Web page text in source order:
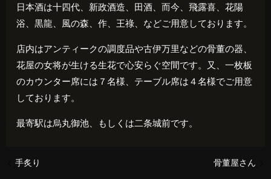
日本酒は十四代、新政酒造、田酒、而今、飛露喜、花陽
浴、黒龍、風の森、作、王祿、などご用意しております。
店内はアンティークの調度品や古伊万里などの骨董の器、
花屋の女将が生ける生花で心安らぐ空間です。又、一枚板
のカウンター席には７名様、テーブル席は４名様でご用意
しております。
最寄駅は烏丸御池、もしくは二条城前です。
手炙り 骨董屋さん